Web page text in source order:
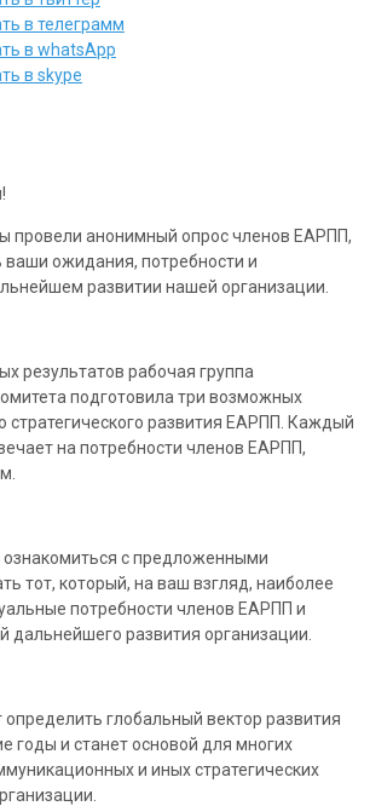
провели анонимный опрос членов ЕАРПП,
ожидания, потребности и
развитии нашей организации.
результатов рабочая группа
подготовила три возможных
стратегического развития ЕАРПП. Каждый
на потребности членов ЕАРПП,
с предложенными
тот, который, на ваш взгляд, наиболее
потребности членов ЕАРПП и
дальнейшего развития организации.
глобальный вектор развития
годы и станет основой для многих
и иных стратегических